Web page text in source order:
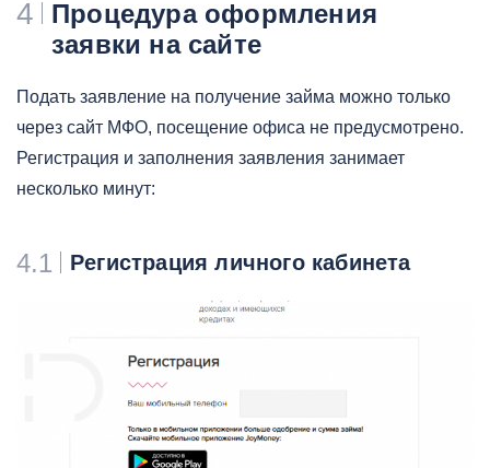
4
Процедура оформления
заявки на сайте
Подать заявление на получение займа можно только
через сайт МФО, посещение офиса не предусмотрено.
Регистрация и заполнения заявления занимает
несколько минут:
4.1 Регистрация личного кабинета